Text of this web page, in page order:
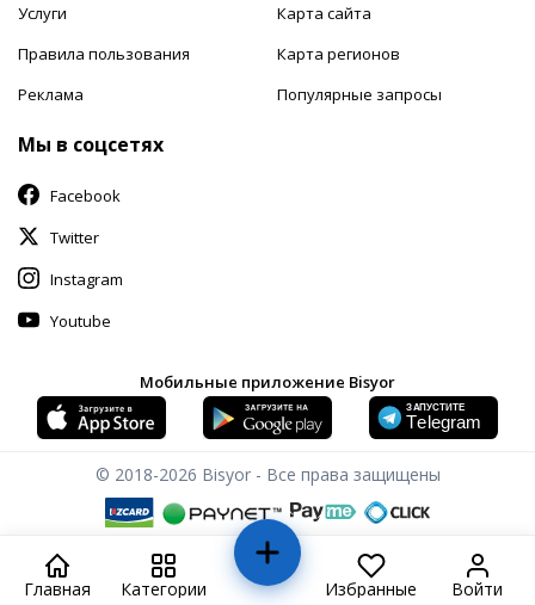
Услуги
Правила пользования
Реклама
Карта сайта
Карта регионов
Популярные запросы
Мы в соцсетях
Facebook
Twitter
Instagram
Youtube
Мобильные приложение Bisyor
© 2018-2026 Bisyor - Все права защищены
Главная Категории Избранные Войти